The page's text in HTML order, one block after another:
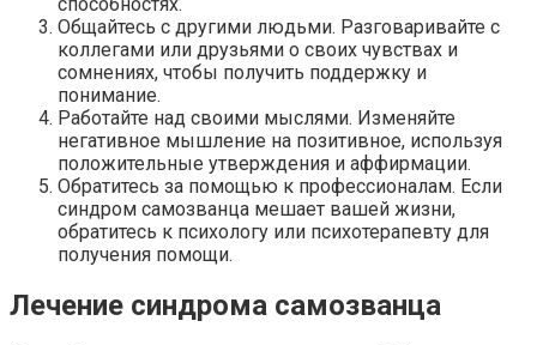
Общайтесь с другими людьми. Разговаривайте с
коллегами или друзьями о своих чувствах и
сомнениях, чтобы получить поддержку и
понимание.
Работайте над своими мыслями. Изменяйте
негативное мышление на позитивное, используя
положительные утверждения и аффирмации.
Обратитесь за помощью к профессионалам. Если
синдром самозванца мешает вашей жизни,
обратитесь к психологу или психотерапевту для
получения помощи.
Лечение синдрома самозванца